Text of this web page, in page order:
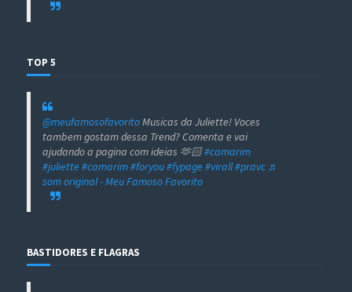
TOP 5
@meufamosofavoritoMusicas da Juliette! Voces
tambem gostam dessa Trend? Comenta e vai
ajudando a pagina com ideias 🫶🏻#camarim
#juliette#camarim#foryou#fypage#virall#pravc ♬
som original - Meu Famoso Favorito
BASTIDORES E FLAGRAS